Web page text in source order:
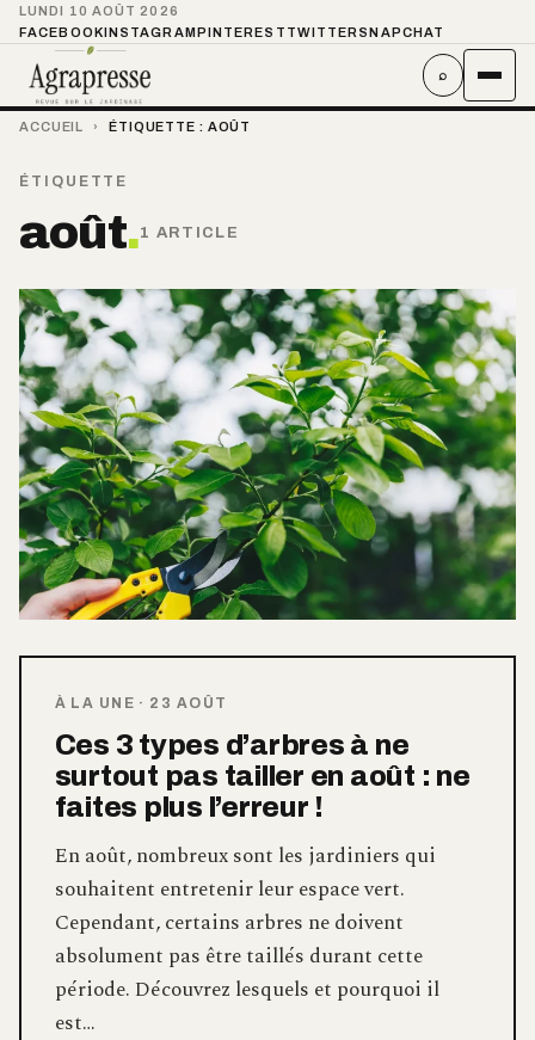
LUNDI 10 AOÛT 2026
FACEBOOKINSTAGRAMPINTEREST TWITTER SNAPCHAT
⌕
ACCUEIL › ÉTIQUETTE : AOÛT
ÉTIQUETTE
août.1 ARTICLE
À LA UNE · 23 AOÛT
Ces 3 types d’arbres à ne
surtout pas tailler en août : ne
faites plus l’erreur !
En août, nombreux sont les jardiniers qui
souhaitent entretenir leur espace vert.
Cependant, certains arbres ne doivent
absolument pas être taillés durant cette
période. Découvrez lesquels et pourquoi il
est…